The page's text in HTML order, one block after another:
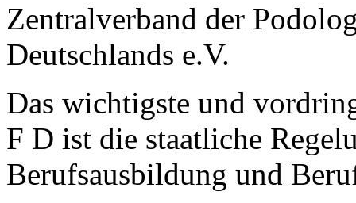
Zentralverband der
Deutschlands e.V.
Das wichtigste und
F D ist die staatliche
Berufsausbildung und